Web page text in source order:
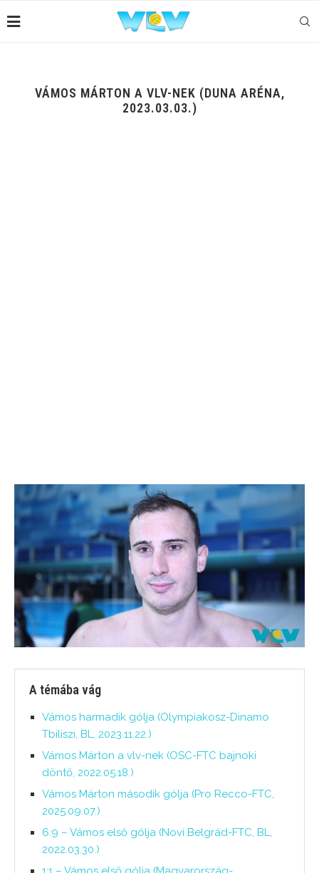
VÁMOS MÁRTON A VLV-NEK (DUNA ARÉNA,
2023.03.03.)
A témába vág
Vámos harmadik gólja (Olympiakosz-Dinamo
Tbiliszi, BL, 2023.11.22.)
Vámos Márton a vlv-nek (OSC-FTC bajnoki
döntő, 2022.05.18.)
Vámos Márton második gólja (Pro Recco-FTC,
2025.09.07.)
6:9 – Vámos első gólja (Novi Belgrád-FTC, BL,
2022.03.30.)